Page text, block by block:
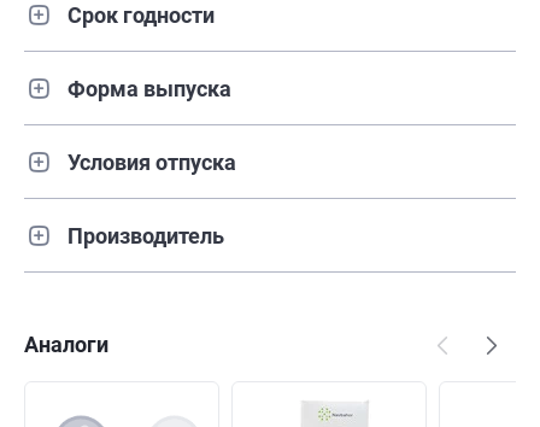
Срок годности
Форма выпуска
Условия отпуска
Производитель
Аналоги